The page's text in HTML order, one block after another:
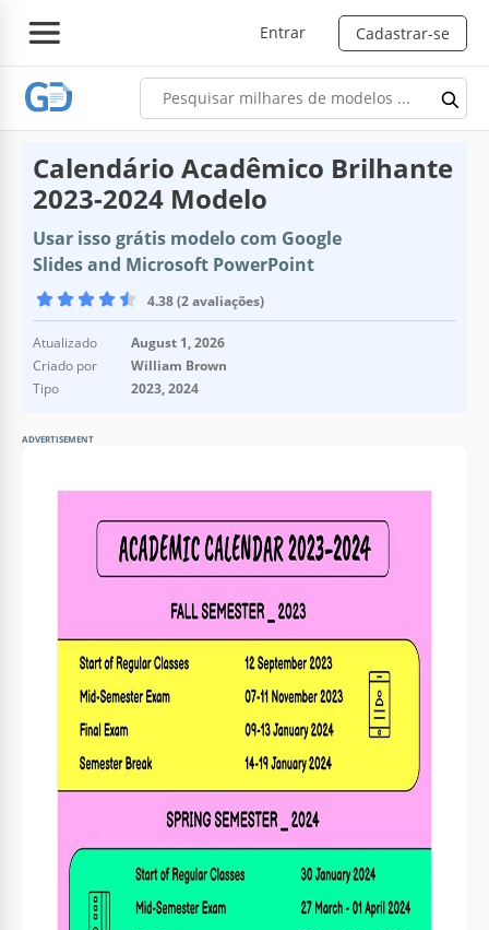
Entrar Cadastrar-se
Calendário Acadêmico Brilhante
2023-2024 Modelo
Usar isso grátis modelo com Google
Slides and Microsoft PowerPoint
4.38 (2 avaliações)
Atualizado
August 1, 2026
Criado por
William Brown
Tipo
2023, 2024
ADVERTISEMENT